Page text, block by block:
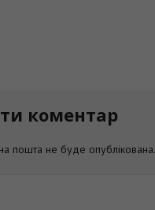
коментар
пошта не буде опублікована.